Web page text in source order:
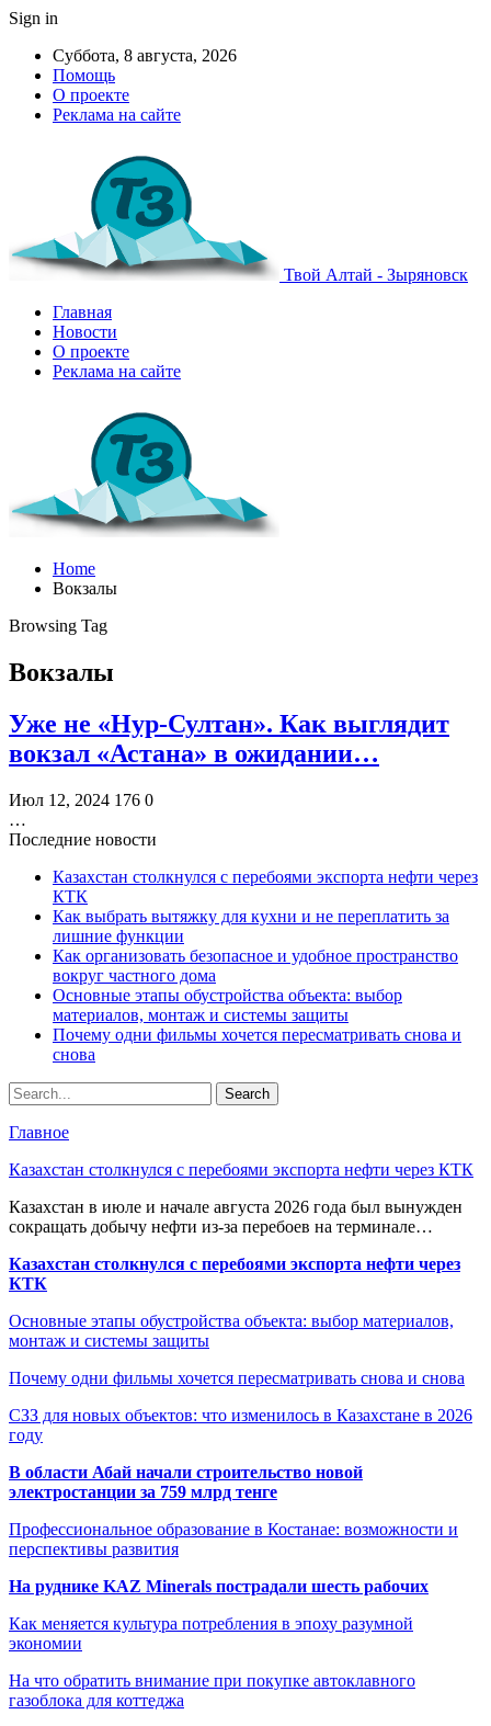
Sign in
Суббота, 8 августа, 2026
Помощь
О проекте
Реклама на сайте
Твой Алтай - Зыряновск
Главная
Новости
О проекте
Реклама на сайте
Home
Вокзалы
Browsing Tag
Вокзалы
Уже не «Нур-Султан». Как выглядит
вокзал «Астана» в ожидании…
Июл 12, 2024 176 0
…
Последние новости
Казахстан столкнулся с перебоями экспорта нефти через
КТК
Как выбрать вытяжку для кухни и не переплатить за
лишние функции
Как организовать безопасное и удобное пространство
вокруг частного дома
Основные этапы обустройства объекта: выбор
материалов, монтаж и системы защиты
Почему одни фильмы хочется пересматривать снова и
снова
Главное
Казахстан столкнулся с перебоями экспорта нефти через КТК
Казахстан в июле и начале августа 2026 года был вынужден
сокращать добычу нефти из-за перебоев на терминале…
Казахстан столкнулся с перебоями экспорта нефти через
КТК
Основные этапы обустройства объекта: выбор материалов,
монтаж и системы защиты
Почему одни фильмы хочется пересматривать снова и снова
СЗЗ для новых объектов: что изменилось в Казахстане в 2026
году
В области Абай начали строительство новой
электростанции за 759 млрд тенге
Профессиональное образование в Костанае: возможности и
перспективы развития
На руднике KAZ Minerals пострадали шесть рабочих
Как меняется культура потребления в эпоху разумной
экономии
На что обратить внимание при покупке автоклавного
газоблока для коттеджа